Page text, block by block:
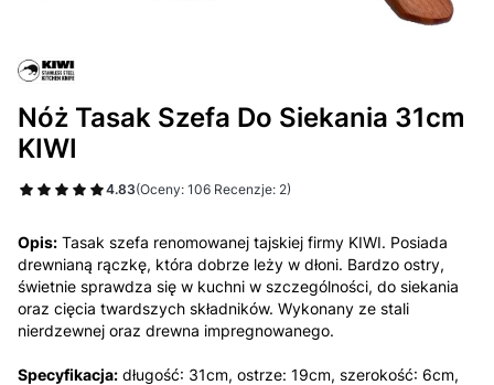
Nóż Tasak Szefa Do Siekania 31cm
KIWI
4.83(Oceny: 106 Recenzje: 2)
Opis: Tasak szefa renomowanej tajskiej firmy KIWI. Posiada
drewnianą rączkę, która dobrze leży w dłoni. Bardzo ostry,
świetnie sprawdza się w kuchni w szczególności, do siekania
oraz cięcia twardszych składników. Wykonany ze stali
nierdzewnej oraz drewna impregnowanego.
Specyfikacja: długość: 31cm, ostrze: 19cm, szerokość: 6cm,